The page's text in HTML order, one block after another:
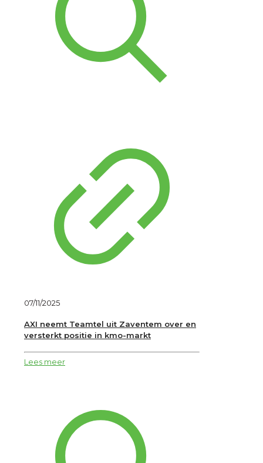
07/11/2025
AXI neemt Teamtel uit Zaventem over en
versterkt positie in kmo-markt
Lees meer